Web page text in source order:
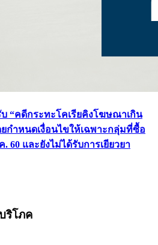
“คดีกระทะโคเรียคิงโฆษณาเกิน
กำหนดเงื่อนไขให้เฉพาะกลุ่มที่ซื้อ
60 และยังไม่ได้รับการเยียวยา
ริโภค